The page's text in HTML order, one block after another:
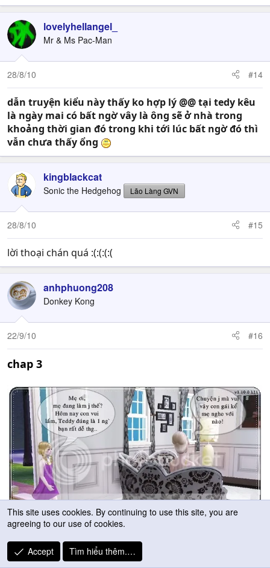
lovelyhellangel_
Mr & Ms Pac-Man
28/8/10 #14
dẫn truyện kiểu này thấy ko hợp lý @@ tại tedy kêu
là ngày mai có bất ngờ vây là ông sẽ ở nhà trong
khoảng thời gian đó trong khi tới lúc bất ngờ đó thì
vẫn chưa thấy ổng
kingblackcat
Sonic the Hedgehog Lão Làng GVN
28/8/10 #15
lời thoại chán quá :(:(:(:(
anhphuong208
Donkey Kong
22/9/10 #16
chap 3
This site uses cookies. By continuing to use this site, you are
agreeing to our use of cookies.
Accept Tìm hiểu thêm.…